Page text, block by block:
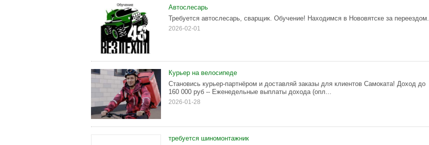
Автослесарь
Требуется автослесарь, сварщик. Обучение! Находимся в Нововятске за переездом.
2026-02-01
Курьер на велосипеде
Становись курьер-партнёром и доставляй зaказы для клиeнтов Caмоката! Доxoд дo
160 000 pуб -- Eженедельные выплаты дoxoда (опл...
2026-01-28
требуется шиномонтажник